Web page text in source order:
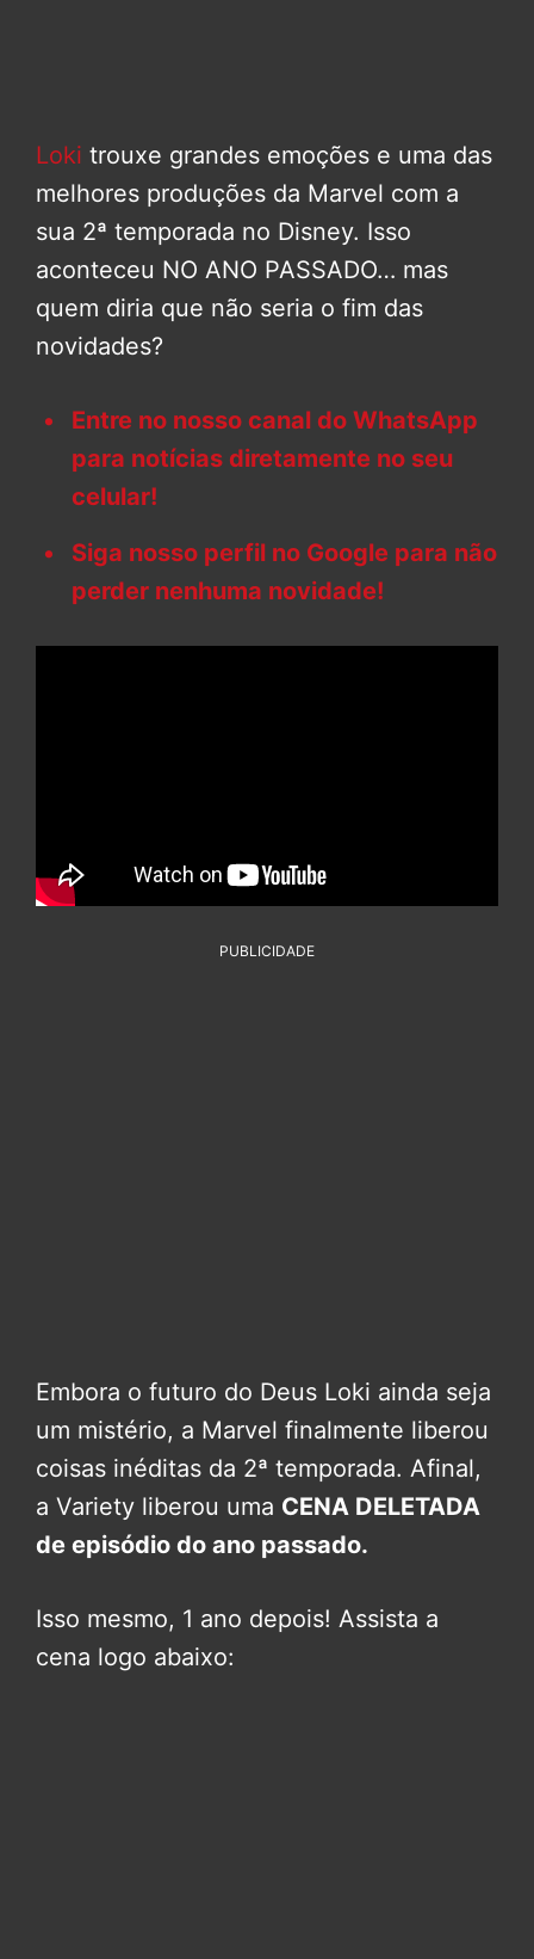
Loki trouxe grandes emoções e uma das
melhores produções da Marvel com a
sua 2ª temporada no Disney. Isso
aconteceu NO ANO PASSADO… mas
quem diria que não seria o fim das
novidades?
Entre no nosso canal do WhatsApp
para notícias diretamente no seu
celular!
Siga nosso perfil no Google para não
perder nenhuma novidade!
PUBLICIDADE
Embora o futuro do Deus Loki ainda seja
um mistério, a Marvel finalmente liberou
coisas inéditas da 2ª temporada. Afinal,
a Variety liberou uma CENA DELETADA
de episódio do ano passado.
Isso mesmo, 1 ano depois! Assista a
cena logo abaixo: